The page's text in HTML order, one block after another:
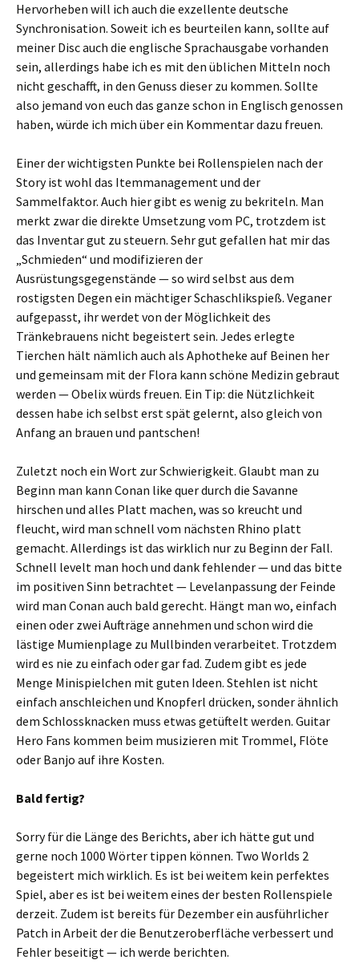
Hervorheben will ich auch die exzellente deutsche
Synchronisation. Soweit ich es beurteilen kann, sollte auf
meiner Disc auch die englische Sprachausgabe vorhanden
sein, allerdings habe ich es mit den üblichen Mitteln noch
nicht geschafft, in den Genuss dieser zu kommen. Sollte
also jemand von euch das ganze schon in Englisch genossen
haben, würde ich mich über ein Kommentar dazu freuen.
Einer der wichtigsten Punkte bei Rollenspielen nach der
Story ist wohl das Itemmanagement und der
Sammelfaktor. Auch hier gibt es wenig zu bekriteln. Man
merkt zwar die direkte Umsetzung vom PC, trotzdem ist
das Inventar gut zu steuern. Sehr gut gefallen hat mir das
„Schmieden“ und modifizieren der
Ausrüstungsgegenstände — so wird selbst aus dem
rostigsten Degen ein mächtiger Schaschlikspieß. Veganer
aufgepasst, ihr werdet von der Möglichkeit des
Tränkebrauens nicht begeistert sein. Jedes erlegte
Tierchen hält nämlich auch als Aphotheke auf Beinen her
und gemeinsam mit der Flora kann schöne Medizin gebraut
werden — Obelix würds freuen. Ein Tip: die Nützlichkeit
dessen habe ich selbst erst spät gelernt, also gleich von
Anfang an brauen und pantschen!
Zuletzt noch ein Wort zur Schwierigkeit. Glaubt man zu
Beginn man kann Conan like quer durch die Savanne
hirschen und alles Platt machen, was so kreucht und
fleucht, wird man schnell vom nächsten Rhino platt
gemacht. Allerdings ist das wirklich nur zu Beginn der Fall.
Schnell levelt man hoch und dank fehlender — und das bitte
im positiven Sinn betrachtet — Levelanpassung der Feinde
wird man Conan auch bald gerecht. Hängt man wo, einfach
einen oder zwei Aufträge annehmen und schon wird die
lästige Mumienplage zu Mullbinden verarbeitet. Trotzdem
wird es nie zu einfach oder gar fad. Zudem gibt es jede
Menge Minispielchen mit guten Ideen. Stehlen ist nicht
einfach anschleichen und Knopferl drücken, sonder ähnlich
dem Schlossknacken muss etwas getüftelt werden. Guitar
Hero Fans kommen beim musizieren mit Trommel, Flöte
oder Banjo auf ihre Kosten.
Bald fertig?
Sorry für die Länge des Berichts, aber ich hätte gut und
gerne noch 1000 Wörter tippen können. Two Worlds 2
begeistert mich wirklich. Es ist bei weitem kein perfektes
Spiel, aber es ist bei weitem eines der besten Rollenspiele
derzeit. Zudem ist bereits für Dezember ein ausführlicher
Patch in Arbeit der die Benutzeroberfläche verbessert und
Fehler beseitigt — ich werde berichten.